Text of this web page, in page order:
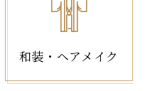
和装・ヘアメイク